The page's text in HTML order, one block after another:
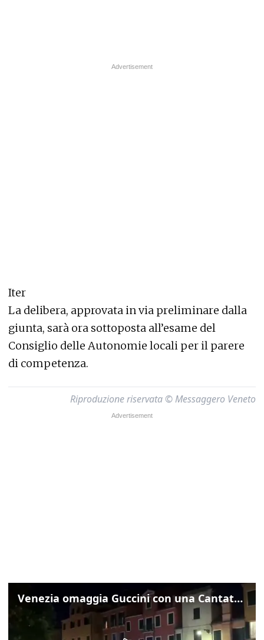
Iter
La delibera, approvata in via preliminare dalla
giunta, sarà ora sottoposta all’esame del
Consiglio delle Autonomie locali per il parere
di competenza.
Riproduzione riservata © Messaggero Veneto
Venezia omaggia Guccini con una Cantata Anarchica in campo Santa Margherita